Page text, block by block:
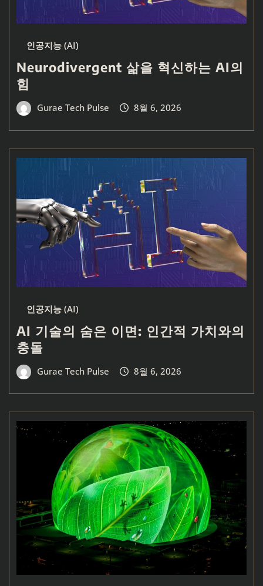
인공지능 (AI)
Neurodivergent 삶을 혁신하는 AI의
힘
Gurae Tech Pulse 8월 6, 2026
인공지능 (AI)
AI 기술의 숨은 이면: 인간적 가치와의
충돌
Gurae Tech Pulse 8월 6, 2026